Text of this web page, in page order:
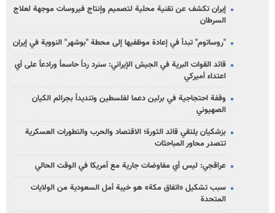
إيران تكشف عن تقنية محلية لتصميم وإنتاج فيروسات موجهة لعلاج
السرطان
"روساتوم" تبدأ في إعادة موظفيها إلى محطة "بوشهر" النووية في إيران
قائد القوات البرية في الجيش الإيراني: سنرد رداً حاسماً ورادعاً على أي
اعتداء أميركي
وقفة احتجاجية في برلين دعما لفلسطين وتنديداً بجرائم الكيان
الصهیوني
بزشكيان يلتقي قائد الثورة؛ الاقتصاد والحرب والتطورات العسكرية
تتصدر محاور المباحثات
عراقجي: ليس أي مفاوضات جارية مع أمريكا في الوقت الحالي
سبب تشكيل «اتفاق مكة» هو خيبة أمل السعودية من الولايات
المتحدة